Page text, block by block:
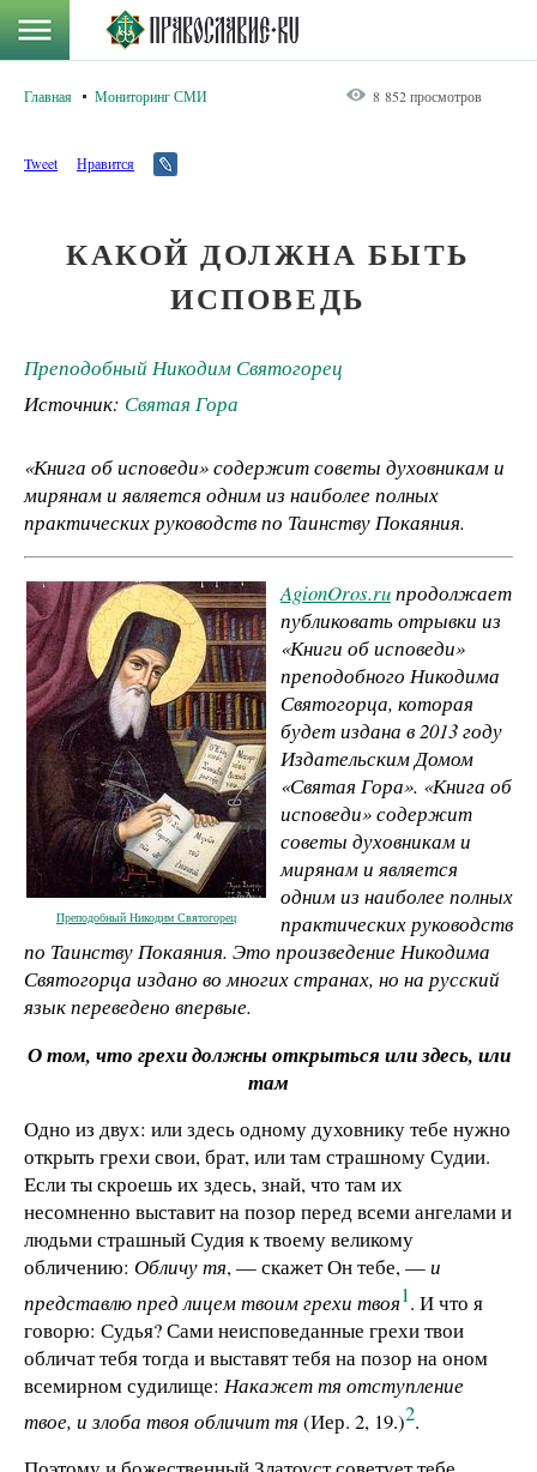
Главная Мониторинг СМИ 8 852 просмотров
Tweet Нравится
КАКОЙ ДОЛЖНА БЫТЬ
ИСПОВЕДЬ
Преподобный Никодим Святогорец
Источник: Святая Гора
«Книга об исповеди» содержит советы духовникам и
мирянам и является одним из наиболее полных
практических руководств по Таинству Покаяния.
Преподобный Никодим Святогорец
AgionOros.ruпродолжает
публиковать отрывки из
«Книги об исповеди»
преподобного Никодима
Святогорца, которая
будет издана в 2013 году
Издательским Домом
«Святая Гора». «Книга об
исповеди» содержит
советы духовникам и
мирянам и является
одним из наиболее полных
практических руководств
по Таинству Покаяния. Это произведение Никодима
Святогорца издано во многих странах, но на русский
язык переведено впервые.
О том, что грехи должны открыться или здесь, или
там
Одно из двух: или здесь одному духовнику тебе нужно
открыть грехи свои, брат, или там страшному Судии.
Если ты скроешь их здесь, знай, что там их
несомненно выставит на позор перед всеми ангелами и
людьми страшный Судия к твоему великому
обличению: Обличу тя, — скажет Он тебе, —и
представлю пред лицем твоим грехи твоя1. И что я
говорю: Судья? Сами неисповеданные грехи твои
обличат тебя тогда и выставят тебя на позор на оном
всемирном судилище: Накажет тя отступление
твое, и злоба твоя обличит тя (Иер. 2, 19.)2.